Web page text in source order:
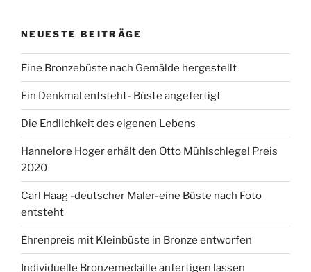
NEUESTE BEITRÄGE
Eine Bronzebüste nach Gemälde hergestellt
Ein Denkmal entsteht- Büste angefertigt
Die Endlichkeit des eigenen Lebens
Hannelore Hoger erhält den Otto Mühlschlegel Preis
2020
Carl Haag -deutscher Maler-eine Büste nach Foto
entsteht
Ehrenpreis mit Kleinbüste in Bronze entworfen
Individuelle Bronzemedaille anfertigen lassen